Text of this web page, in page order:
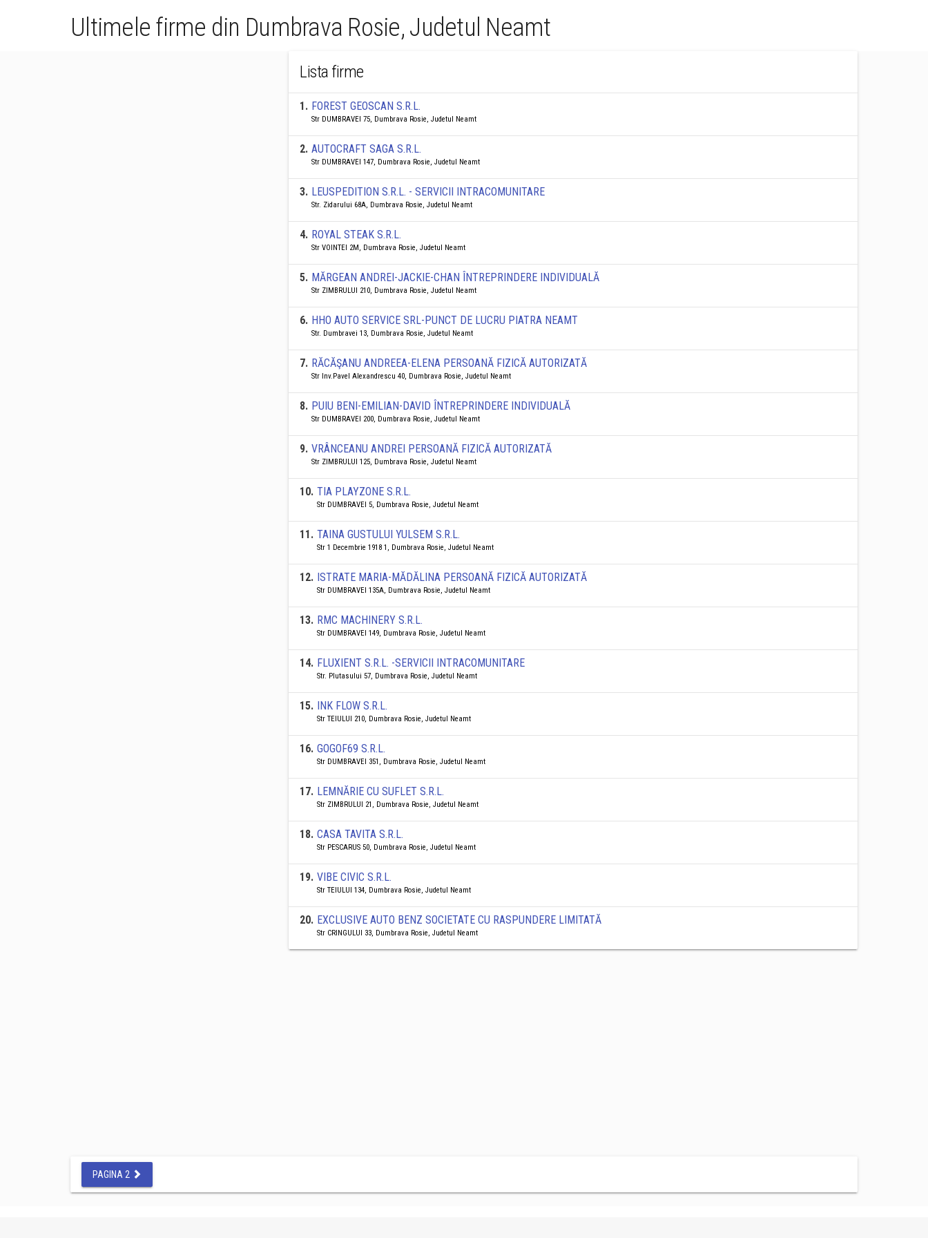
Ultimele firme din Dumbrava Rosie, Judetul Neamt
Lista firme
1. FOREST GEOSCAN S.R.L.
Str DUMBRAVEI 75, Dumbrava Rosie, Judetul Neamt
2. AUTOCRAFT SAGA S.R.L.
Str DUMBRAVEI 147, Dumbrava Rosie, Judetul Neamt
3. LEUSPEDITION S.R.L. - SERVICII INTRACOMUNITARE
Str. Zidarului 68A, Dumbrava Rosie, Judetul Neamt
4. ROYAL STEAK S.R.L.
Str VOINTEI 2M, Dumbrava Rosie, Judetul Neamt
5. MĂRGEAN ANDREI-JACKIE-CHAN ÎNTREPRINDERE INDIVIDUALĂ
Str ZIMBRULUI 210, Dumbrava Rosie, Judetul Neamt
6. HHO AUTO SERVICE SRL-PUNCT DE LUCRU PIATRA NEAMT
Str. Dumbravei 13, Dumbrava Rosie, Judetul Neamt
7. RĂCĂŞANU ANDREEA-ELENA PERSOANĂ FIZICĂ AUTORIZATĂ
Str Inv.Pavel Alexandrescu 40, Dumbrava Rosie, Judetul Neamt
8. PUIU BENI-EMILIAN-DAVID ÎNTREPRINDERE INDIVIDUALĂ
Str DUMBRAVEI 200, Dumbrava Rosie, Judetul Neamt
9. VRÂNCEANU ANDREI PERSOANĂ FIZICĂ AUTORIZATĂ
Str ZIMBRULUI 125, Dumbrava Rosie, Judetul Neamt
10. TIA PLAYZONE S.R.L.
Str DUMBRAVEI 5, Dumbrava Rosie, Judetul Neamt
11. TAINA GUSTULUI YULSEM S.R.L.
Str 1 Decembrie 1918 1, Dumbrava Rosie, Judetul Neamt
12. ISTRATE MARIA-MĂDĂLINA PERSOANĂ FIZICĂ AUTORIZATĂ
Str DUMBRAVEI 135A, Dumbrava Rosie, Judetul Neamt
13. RMC MACHINERY S.R.L.
Str DUMBRAVEI 149, Dumbrava Rosie, Judetul Neamt
14. FLUXIENT S.R.L. -SERVICII INTRACOMUNITARE
Str. Plutasului 57, Dumbrava Rosie, Judetul Neamt
15. INK FLOW S.R.L.
Str TEIULUI 210, Dumbrava Rosie, Judetul Neamt
16. GOGOF69 S.R.L.
Str DUMBRAVEI 351, Dumbrava Rosie, Judetul Neamt
17. LEMNĂRIE CU SUFLET S.R.L.
Str ZIMBRULUI 21, Dumbrava Rosie, Judetul Neamt
18. CASA TAVITA S.R.L.
Str PESCARUS 50, Dumbrava Rosie, Judetul Neamt
19. VIBE CIVIC S.R.L.
Str TEIULUI 134, Dumbrava Rosie, Judetul Neamt
20. EXCLUSIVE AUTO BENZ SOCIETATE CU RASPUNDERE LIMITATĂ
Str CRINGULUI 33, Dumbrava Rosie, Judetul Neamt
PAGINA 2